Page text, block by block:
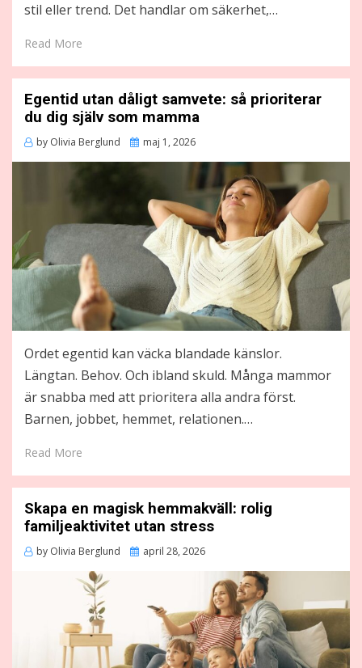
stil eller trend. Det handlar om säkerhet,…
Read More
Egentid utan dåligt samvete: så prioriterar
du dig själv som mamma
by Olivia Berglund
Postedmaj 1, 2026
Ordet egentid kan väcka blandade känslor.
Längtan. Behov. Och ibland skuld. Många mammor
är snabba med att prioritera alla andra först.
Barnen, jobbet, hemmet, relationen.…
Read More
Skapa en magisk hemmakväll: rolig
familjeaktivitet utan stress
by Olivia Berglund
Postedapril 28, 2026